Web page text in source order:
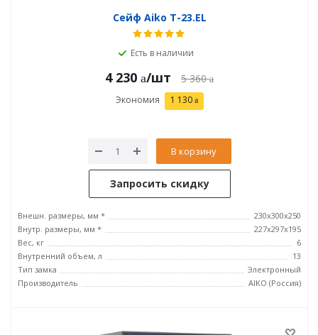
Сейф Aiko T-23.EL
Есть в наличии
4 230 /шт 5 360
Экономия 1 130
В корзину
Запросить скидку
Внешн. размеры, мм *
230x300x250
Внутр. размеры, мм *
227x297x195
Вес, кг
6
Внутренний объем, л
13
Тип замка
Электронный
Производитель
AIKO (Россия)